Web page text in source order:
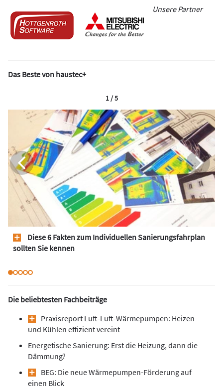
Unsere Partner
Das Beste von haustec+
Diese 6 Fakten zum Individuellen Sanierungsfahrplan
sollten Sie kennen
1 / 5
Die beliebtesten Fachbeiträge
Praxisreport Luft-Luft-Wärmepumpen: Heizen
und Kühlen effizient vereint
Energetische Sanierung: Erst die Heizung, dann die
Dämmung?
BEG: Die neue Wärmepumpen-Förderung auf
einen Blick